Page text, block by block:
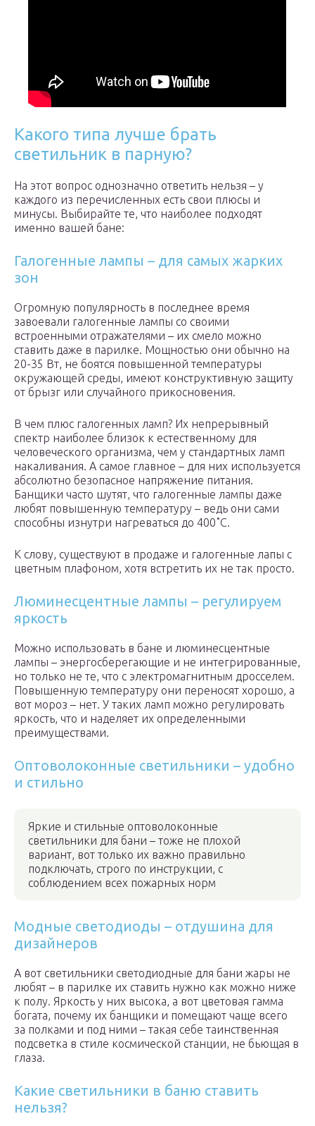
Какого типа лучше брать
светильник в парную?
На этот вопрос однозначно ответить нельзя – у
каждого из перечисленных есть свои плюсы и
минусы. Выбирайте те, что наиболее подходят
именно вашей бане:
Галогенные лампы – для самых жарких
зон
Огромную популярность в последнее время
завоевали галогенные лампы со своими
встроенными отражателями – их смело можно
ставить даже в парилке. Мощностью они обычно на
20-35 Вт, не боятся повышенной температуры
окружающей среды, имеют конструктивную защиту
от брызг или случайного прикосновения.
В чем плюс галогенных ламп? Их непрерывный
спектр наиболее близок к естественному для
человеческого организма, чем у стандартных ламп
накаливания. А самое главное – для них используется
абсолютно безопасное напряжение питания.
Банщики часто шутят, что галогенные лампы даже
любят повышенную температуру – ведь они сами
способны изнутри нагреваться до 400˚С.
К слову, существуют в продаже и галогенные лапы с
цветным плафоном, хотя встретить их не так просто.
Люминесцентные лампы – регулируем
яркость
Можно использовать в бане и люминесцентные
лампы – энергосберегающие и не интегрированные,
но только не те, что с электромагнитным дросселем.
Повышенную температуру они переносят хорошо, а
вот мороз – нет. У таких ламп можно регулировать
яркость, что и наделяет их определенными
преимуществами.
Оптоволоконные светильники – удобно
и стильно
Яркие и стильные оптоволоконные
светильники для бани – тоже не плохой
вариант, вот только их важно правильно
подключать, строго по инструкции, с
соблюдением всех пожарных норм
Модные светодиоды – отдушина для
дизайнеров
А вот светильники светодиодные для бани жары не
любят – в парилке их ставить нужно как можно ниже
к полу. Яркость у них высока, а вот цветовая гамма
богата, почему их банщики и помещают чаще всего
за полками и под ними – такая себе таинственная
подсветка в стиле космической станции, не бьющая в
глаза.
Какие светильники в баню ставить
нельзя?